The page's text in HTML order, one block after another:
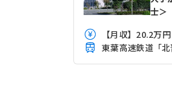
士＞
【月収】20.2万
東葉高速鉄道「北